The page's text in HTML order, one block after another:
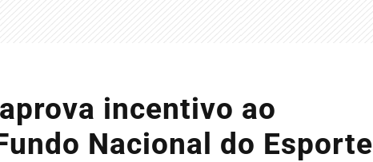
incentivo ao
Nacional do Esporte